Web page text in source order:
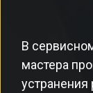
В
мастера